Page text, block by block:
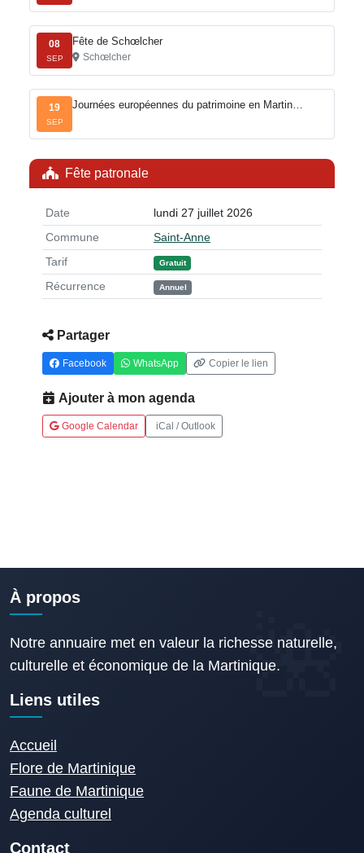
08
SEP
Fête de Schœlcher
Schœlcher
19
SEP
Journées européennes du patrimoine en Martin…
Fête patronale
Date
lundi 27 juillet 2026
Commune
Saint-Anne
Tarif
Gratuit
Récurrence Annuel
Partager
Facebook WhatsApp Copier le lien
Ajouter à mon agenda
Google Calendar iCal / Outlook
À propos
Notre annuaire met en valeur la richesse naturelle,
culturelle et économique de la Martinique.
Liens utiles
Accueil
Flore de Martinique
Faune de Martinique
Agenda culturel
Contact